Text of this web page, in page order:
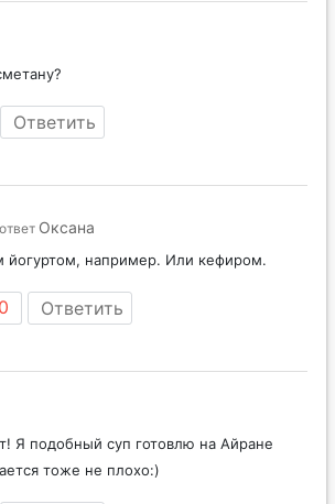
Ответить
Оксана
йогуртом, например. Или кефиром.
0 Ответить
Я подобный суп готовлю на Айране
тоже не плохо:)